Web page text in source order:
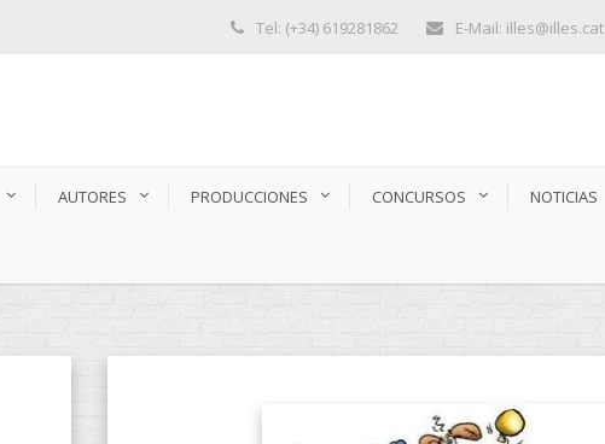
Tel: (+34) 619281862 E-Mail: illes@illes.cat
AUTORES PRODUCCIONES CONCURSOS NOTICIAS